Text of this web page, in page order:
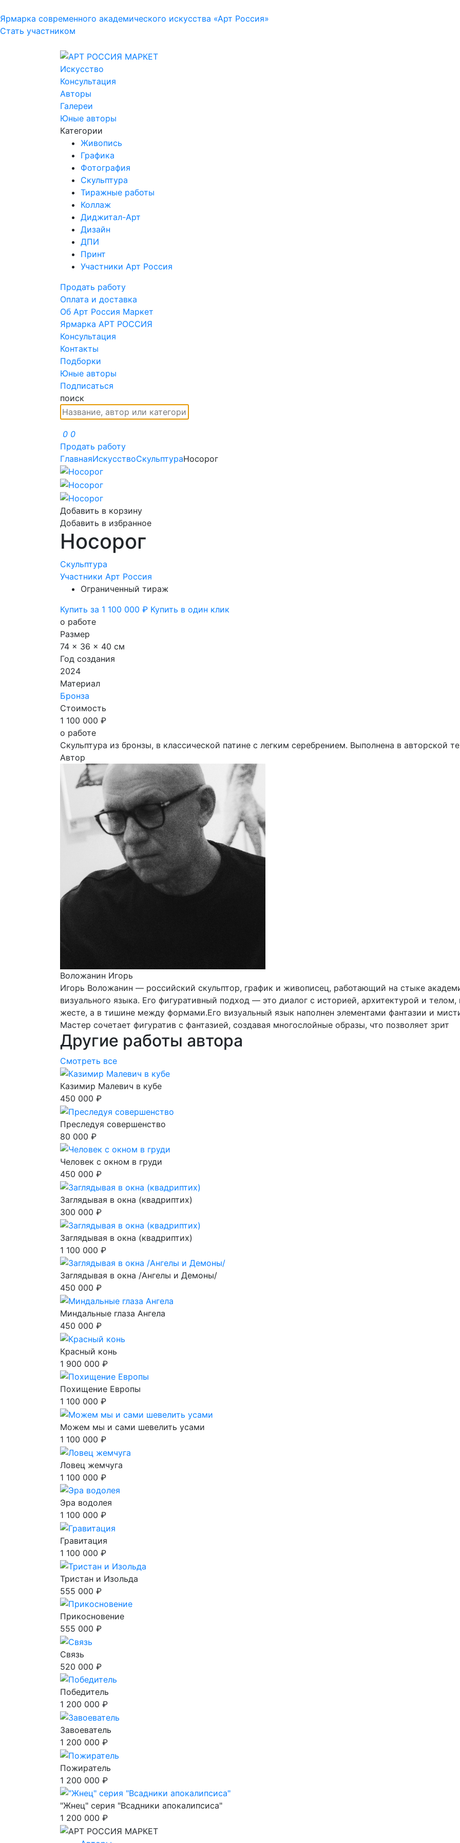
Ярмарка современного академического искусства «Арт Россия»
Стать участником
Искусство
Консультация
Авторы
Галереи
Юные авторы
Категории
Живопись
Графика
Фотография
Скульптура
Тиражные работы
Коллаж
Диджитал-Арт
Дизайн
ДПИ
Принт
Участники Арт Россия
Продать работу
Оплата и доставка
Об Арт Россия Маркет
Ярмарка АРТ РОССИЯ
Консультация
Контакты
Подборки
Юные авторы
Подписаться
поиск
0 0
Продать работу
ГлавнаяИскусствоСкульптураНосорог
Добавить в корзину
Добавить в избранное
Носорог
Скульптура
Участники Арт Россия
Ограниченный тираж
Купить за 1 100 000 ₽ Купить в один клик
о работе
Размер
74 x 36 x 40 см
Год создания
2024
Материал
Бронза
Стоимость
1 100 000 ₽
о работе
Скульптура из бронзы, в классической патине с легким серебрением. Выполнена в авторской
Автор
Воложанин Игорь
Игорь Воложанин — российский скульптор, график и живописец, работающий на стыке
визуального языка. Его фигуративный подход — это диалог с историей, архитектурой и
жесте, а в тишине между формами.Его визуальный язык наполнен элементами фантазии и
Мастер сочетает фигуратив с фантазией, создавая многослойные образы, что позволяет зрит
Другие работы автора
Смотреть все
Казимир Малевич в кубе
450 000 ₽
Преследуя совершенство
80 000 ₽
Человек с окном в груди
450 000 ₽
Заглядывая в окна (квадриптих)
300 000 ₽
Заглядывая в окна (квадриптих)
1 100 000 ₽
Заглядывая в окна /Ангелы и Демоны/
450 000 ₽
Миндальные глаза Ангела
450 000 ₽
Красный конь
1 900 000 ₽
Похищение Европы
1 100 000 ₽
Можем мы и сами шевелить усами
1 100 000 ₽
Ловец жемчуга
1 100 000 ₽
Эра водолея
1 100 000 ₽
Гравитация
1 100 000 ₽
Тристан и Изольда
555 000 ₽
Прикосновение
555 000 ₽
Связь
520 000 ₽
Победитель
1 200 000 ₽
Завоеватель
1 200 000 ₽
Пожиратель
1 200 000 ₽
"Жнец" серия "Всадники апокалипсиса"
1 200 000 ₽